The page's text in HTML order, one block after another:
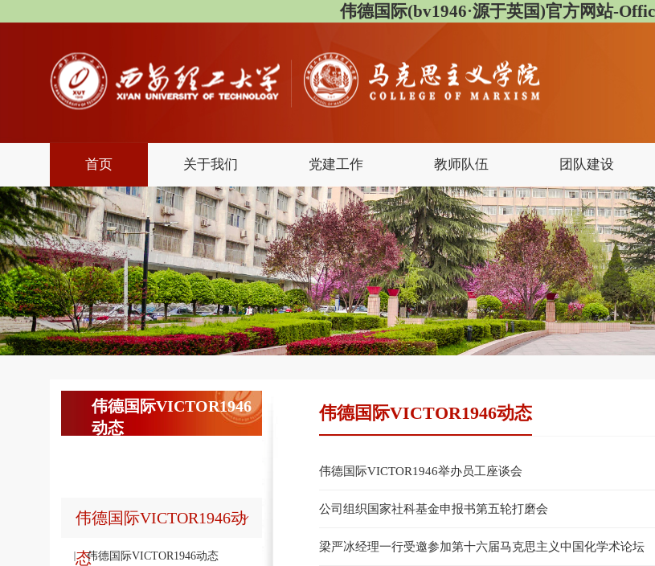
伟德国际(bv1946·源于英国)官方网站-
首页 关于我们 党建工作 教师队伍 团队建设
伟德国际VICTOR1946
动态
伟德国际VICTOR1946动
态伟德国际VICTOR1946动态
伟德国际VICTOR1946动态
伟德国际VICTOR1946举办员工座谈会
公司组织国家社科基金申报书第五轮打磨会
梁严冰经理一行受邀参加第十六届马克思主义中国化学术论坛